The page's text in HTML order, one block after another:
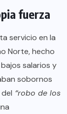
fuerza
servicio en la
Norte, hecho
salarios y
sobornos
“robo de los